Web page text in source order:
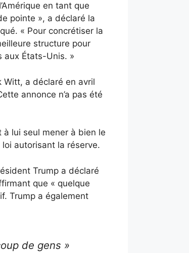
en tant que
pointe », a déclaré la
« Pour concrétiser la
structure pour
aux États-Unis. »
Witt, a déclaré en avril
annonce n’a pas été
à lui seul mener à bien le
loi autorisant la réserve.
Trump a déclaré
que « quelque
Trump a également
de gens »